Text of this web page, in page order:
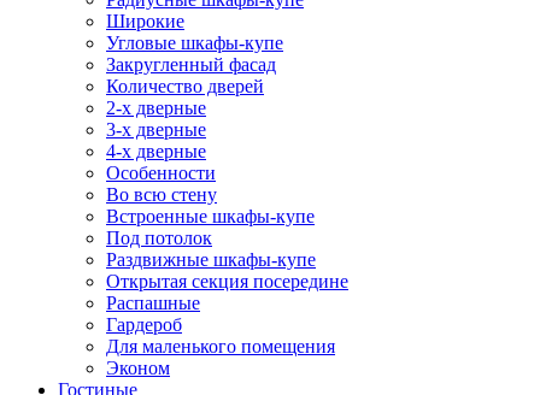
Широкие
Угловые шкафы-купе
Закругленный фасад
Количество дверей
2-х дверные
3-х дверные
4-х дверные
Особенности
Во всю стену
Встроенные шкафы-купе
Под потолок
Раздвижные шкафы-купе
Открытая секция посередине
Распашные
Гардероб
Для маленького помещения
Эконом
Гостиные